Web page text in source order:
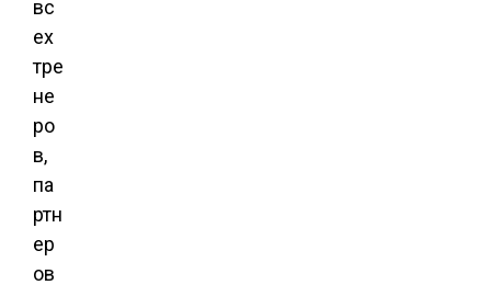
вс
ех
тре
не
ро
в,
па
ртн
ер
ов